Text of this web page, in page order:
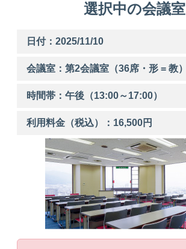
選択中の会議室
日付：2025/11/10
会議室：第2会議室（36席・形 = 教）
時間帯：午後 （13:00～17:00）
利用料金（税込）： 16,500円